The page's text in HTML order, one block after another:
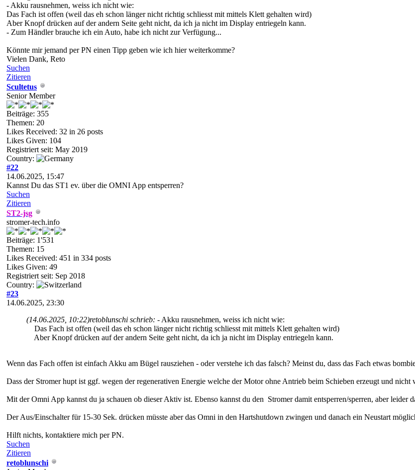
- Akku rausnehmen, weiss ich nicht wie:
Das Fach ist offen (weil das eh schon länger nicht richtig schliesst mit mittels Klett gehalten wird)
Aber Knopf drücken auf der andern Seite geht nicht, da ich ja nicht im Display entriegeln kann.
- Zum Händler brauche ich ein Auto, habe ich nicht zur Verfügung...
Könnte mir jemand per PN einen Tipp geben wie ich hier weiterkomme?
Vielen Dank, Reto
Suchen
Zitieren
Scultetus
Senior Member
Beiträge: 355
Themen: 20
Likes Received: 32 in 26 posts
Likes Given: 104
Registriert seit: May 2019
Country:
#22
14.06.2025, 15:47
Kannst Du das ST1 ev. über die OMNI App entsperren?
Suchen
Zitieren
ST2-jsg
stromer-tech.info
Beiträge: 1'531
Themen: 15
Likes Received: 451 in 334 posts
Likes Given: 49
Registriert seit: Sep 2018
Country:
#23
14.06.2025, 23:30
(14.06.2025, 10:22)retoblunschi schrieb: - Akku rausnehmen, weiss ich nicht wie:
Das Fach ist offen (weil das eh schon länger nicht richtig schliesst mit mittels Klett gehalten wird)
Aber Knopf drücken auf der andern Seite geht nicht, da ich ja nicht im Display entriegeln kann.
Wenn das Fach offen ist einfach Akku am Bügel rausziehen - oder verstehe ich das falsch? Meinst du, dass das Fach etwas
Dass der Stromer hupt ist ggf. wegen der regenerativen Energie welche der Motor ohne Antrieb beim Schieben erzeugt und nicht
Mit der Omni App kannst du ja schauen ob dieser Aktiv ist. Ebenso kannst du den Stromer damit entsperren/sperren, aber leider
Der Aus/Einschalter für 15-30 Sek. drücken müsste aber das Omni in den Hartshutdown zwingen und danach ein Neustart
Hilft nichts, kontaktiere mich per PN.
Suchen
Zitieren
retoblunschi